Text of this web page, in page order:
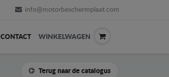
info@motorbeschermplaat.com
CONTACT WINKELWAGEN
Terug naar de catalogus